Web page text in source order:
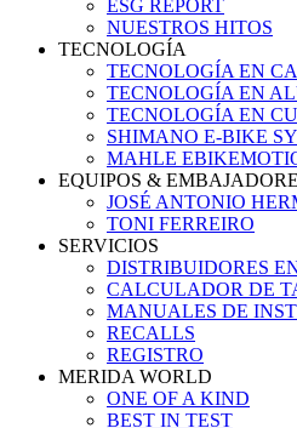
ESG REPORT
NUESTROS HITOS
TECNOLOGÍA
TECNOLOGÍA EN
TECNOLOGÍA EN
TECNOLOGÍA EN
SHIMANO E-BIKE
MAHLE
EQUIPOS &
JOSÉ ANTONIO
TONI FERREIRO
SERVICIOS
DISTRIBUIDORES
CALCULADOR DE
MANUALES DE
RECALLS
REGISTRO
MERIDA WORLD
ONE OF A KIND
BEST IN TEST